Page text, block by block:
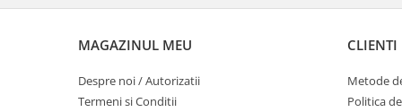
MAGAZINUL MEU
Despre noi / Autorizatii
Termeni si Conditii
CLIENTI
Metode
Politica